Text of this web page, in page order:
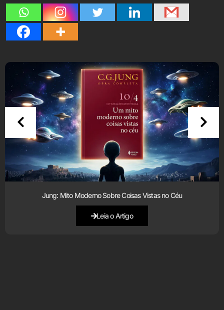
Jung: Mito Moderno Sobre Coisas Vistas no Céu
Leia o Artigo